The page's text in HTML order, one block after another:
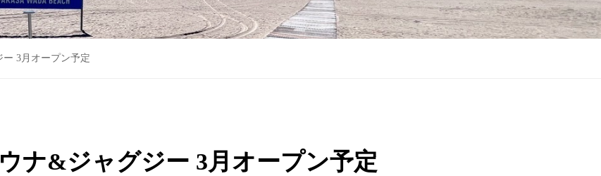
3月オープン予定
ナ&ジャグジー 3月オープン予定